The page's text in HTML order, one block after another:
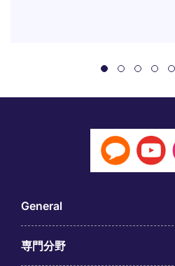
General
専門分野